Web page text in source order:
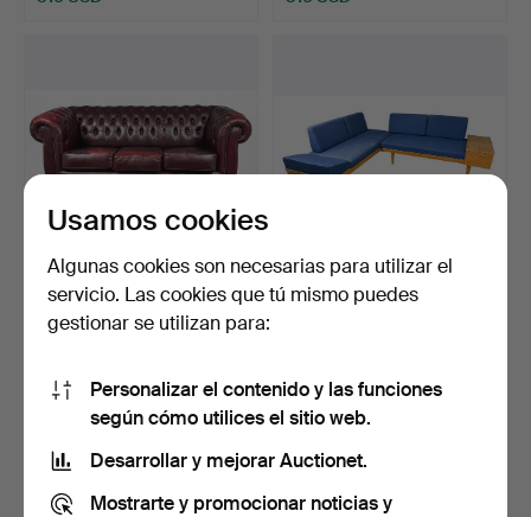
SOFÁ, 3 plazas, modelo
Chesterfield, piel …
316 USD
HALLDOR VIK & INGMAR
316 USD
Usamos cookies
Algunas cookies son necesarias para utilizar el
servicio. Las cookies que tú mismo puedes
gestionar se utilizan para:
Personalizar el contenido y las funciones
según cómo utilices el sitio web.
Desarrollar y mejorar Auctionet.
Mostrarte y promocionar noticias y